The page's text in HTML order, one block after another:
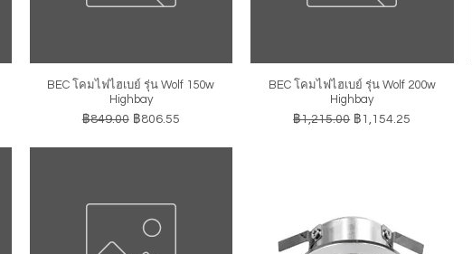
ดูข้อมูลด่วน
BEC โคมไฟไฮเบย์ รุ่น Wolf 150w
Highbay
ราคาปกติ
฿849.00 ราคาขายลด
฿806.55
ดูข้อมูลด่วน
BEC โคมไฟไฮเบย์ รุ่น Wolf 200w
Highbay
ราคาปกติ
฿1,215.00 ราคาขายลด
฿1,154.25